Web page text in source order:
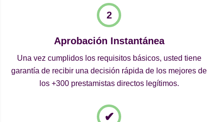
Aprobación Instantánea
Una vez cumplidos los requisitos básicos, usted tiene
garantía de recibir una decisión rápida de los mejores de
los +300 prestamistas directos legítimos.